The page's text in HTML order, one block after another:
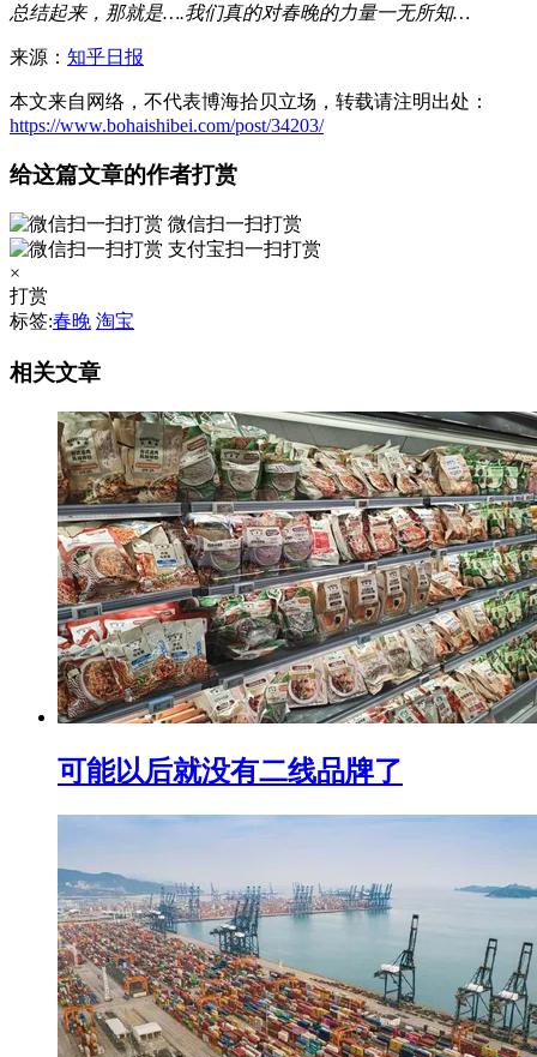
总结起来，那就是….我们真的对春晚的力量一无所知…
来源： 知乎日报
本文来自网络，不代表博海拾贝立场，转载请注明出处：
https://www.bohaishibei.com/post/34203/
给这篇文章的作者打赏
微信扫一扫打赏
支付宝扫一扫打赏
×
打赏
标签:春晚 淘宝
相关文章
可能以后就没有二线品牌了